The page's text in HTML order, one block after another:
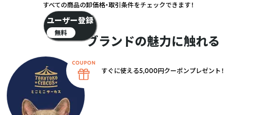
ブランドの魅力に触れる
すべての商品の卸価格・取引条件をチェックできます！
ユーザー登録
無料
すぐに使える5,000円クーポンプレゼント！